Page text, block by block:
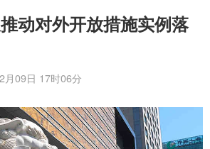
动对外开放措施实例落
月09日 17时06分